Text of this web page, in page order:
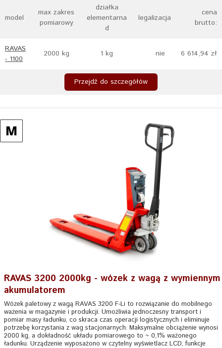
model
max zakres
pomiarowy
działka
elementarna
d
legalizacja
cena
brutto:
RAVAS
- 1100
2000 kg 1 kg nie 6 614,94 zł
Przejdź do szczegółów
RAVAS 3200 2000kg - wózek z wagą z wymiennym
akumulatorem
Wózek paletowy z wagą RAVAS 3200 F-Li to rozwiązanie do mobilnego
ważenia w magazynie i produkcji. Umożliwia jednoczesny transport i
pomiar masy ładunku, co skraca czas operacji logistycznych i eliminuje
potrzebę korzystania z wag stacjonarnych. Maksymalne obciążenie wynosi
2000 kg, a dokładność układu pomiarowego to ~ 0,1% ważonego
ładunku. Urządzenie wyposażono w czytelny wyświetlacz LCD, funkcje